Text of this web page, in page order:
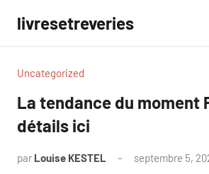
contenu
livresetreveries
Uncategorized
La tendance du moment
détails ici
par Louise KESTEL septembre 5,